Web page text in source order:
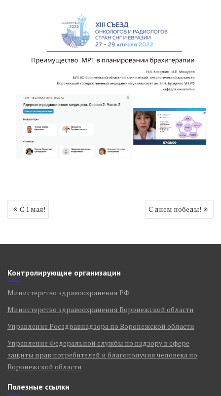
Навигация
по
С 1 мая! С днем победы!
Контролирующие организации
Министерство здравоохранения РФ
Министерство здравоохранения Воронежской области
Управление Росздравнадзора по Воронежской области
Управление Федеральной службы по надзору в сфере
защиты прав потребителей и благополучия человека по
Воронежской области
Полезные ссылки